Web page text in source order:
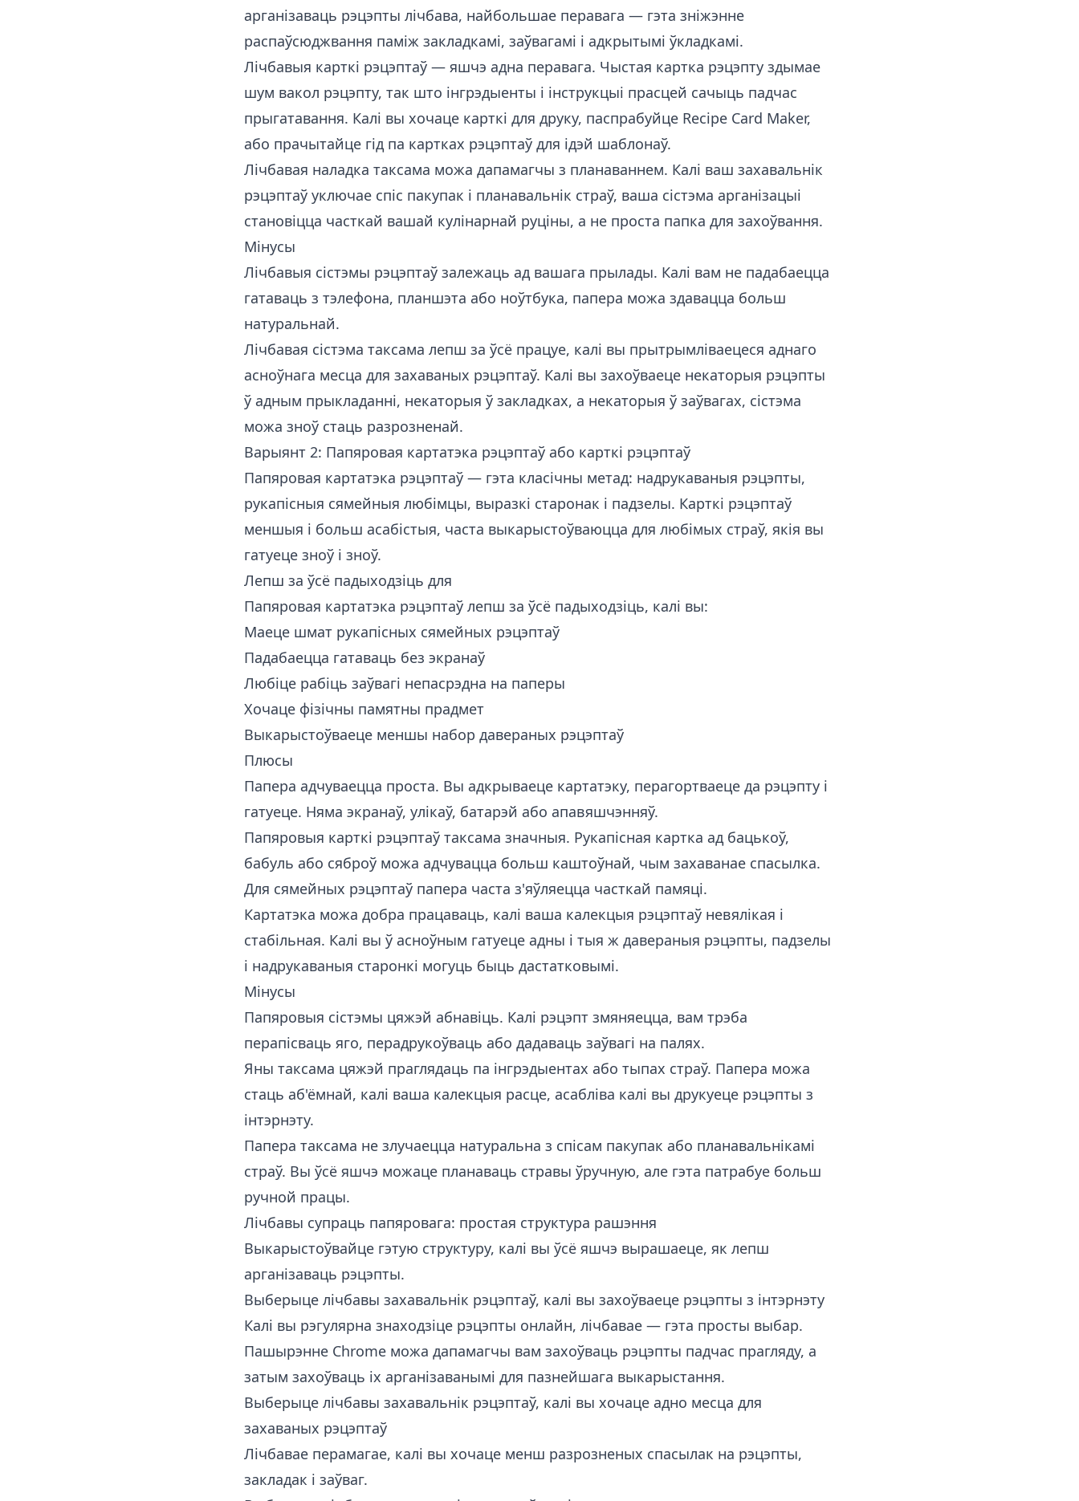
арганізаваць рэцэпты лічбава, найбольшае перавага — гэта зніжэнне
распаўсюджвання паміж закладкамі, заўвагамі і адкрытымі ўкладкамі.
Лічбавыя карткі рэцэптаў — яшчэ адна перавага. Чыстая картка рэцэпту здымае
шум вакол рэцэпту, так што інгрэдыенты і інструкцыі прасцей сачыць падчас
прыгатавання. Калі вы хочаце карткі для друку, паспрабуйце Recipe Card Maker,
або прачытайце гід па картках рэцэптаў для ідэй шаблонаў.
Лічбавая наладка таксама можа дапамагчы з планаваннем. Калі ваш захавальнік
рэцэптаў уключае спіс пакупак і планавальнік страў, ваша сістэма арганізацыі
становіцца часткай вашай кулінарнай руціны, а не проста папка для захоўвання.
Мінусы
Лічбавыя сістэмы рэцэптаў залежаць ад вашага прылады. Калі вам не падабаецца
гатаваць з тэлефона, планшэта або ноўтбука, папера можа здавацца больш
натуральнай.
Лічбавая сістэма таксама лепш за ўсё працуе, калі вы прытрымліваецеся аднаго
асноўнага месца для захаваных рэцэптаў. Калі вы захоўваеце некаторыя рэцэпты
ў адным прыкладанні, некаторыя ў закладках, а некаторыя ў заўвагах, сістэма
можа зноў стаць разрозненай.
Варыянт 2: Папяровая картатэка рэцэптаў або карткі рэцэптаў
Папяровая картатэка рэцэптаў — гэта класічны метад: надрукаваныя рэцэпты,
рукапісныя сямейныя любімцы, выразкі старонак і падзелы. Карткі рэцэптаў
меншыя і больш асабістыя, часта выкарыстоўваюцца для любімых страў, якія вы
гатуеце зноў і зноў.
Лепш за ўсё падыходзіць для
Папяровая картатэка рэцэптаў лепш за ўсё падыходзіць, калі вы:
Маеце шмат рукапісных сямейных рэцэптаў
Падабаецца гатаваць без экранаў
Любіце рабіць заўвагі непасрэдна на паперы
Хочаце фізічны памятны прадмет
Выкарыстоўваеце меншы набор давераных рэцэптаў
Плюсы
Папера адчуваецца проста. Вы адкрываеце картатэку, перагортваеце да рэцэпту і
гатуеце. Няма экранаў, улікаў, батарэй або апавяшчэнняў.
Папяровыя карткі рэцэптаў таксама значныя. Рукапісная картка ад бацькоў,
бабуль або сяброў можа адчувацца больш каштоўнай, чым захаванае спасылка.
Для сямейных рэцэптаў папера часта з'яўляецца часткай памяці.
Картатэка можа добра працаваць, калі ваша калекцыя рэцэптаў невялікая і
стабільная. Калі вы ў асноўным гатуеце адны і тыя ж давераныя рэцэпты, падзелы
і надрукаваныя старонкі могуць быць дастатковымі.
Мінусы
Папяровыя сістэмы цяжэй абнавіць. Калі рэцэпт змяняецца, вам трэба
перапісваць яго, перадрукоўваць або дадаваць заўвагі на палях.
Яны таксама цяжэй праглядаць па інгрэдыентах або тыпах страў. Папера можа
стаць аб'ёмнай, калі ваша калекцыя расце, асабліва калі вы друкуеце рэцэпты з
інтэрнэту.
Папера таксама не злучаецца натуральна з спісам пакупак або планавальнікамі
страў. Вы ўсё яшчэ можаце планаваць стравы ўручную, але гэта патрабуе больш
ручной працы.
Лічбавы супраць папяровага: простая структура рашэння
Выкарыстоўвайце гэтую структуру, калі вы ўсё яшчэ вырашаеце, як лепш
арганізаваць рэцэпты.
Выберыце лічбавы захавальнік рэцэптаў, калі вы захоўваеце рэцэпты з інтэрнэту
Калі вы рэгулярна знаходзіце рэцэпты онлайн, лічбавае — гэта просты выбар.
Пашырэнне Chrome можа дапамагчы вам захоўваць рэцэпты падчас прагляду, а
затым захоўваць іх арганізаванымі для пазнейшага выкарыстання.
Выберыце лічбавы захавальнік рэцэптаў, калі вы хочаце адно месца для
захаваных рэцэптаў
Лічбавае перамагае, калі вы хочаце менш разрозненых спасылак на рэцэпты,
закладак і заўваг.